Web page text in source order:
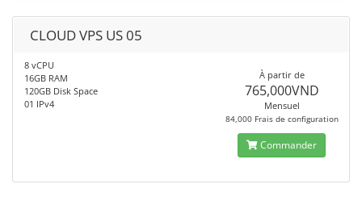
CLOUD VPS US 05
8 vCPU
16GB RAM
120GB Disk Space
01 IPv4
À partir de
765,000VND
Mensuel
84,000 Frais de configuration
Commander